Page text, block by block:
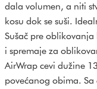
dala volumen, a niti
kosu dok se suši.
Sušač pre
i spremaje za
AirWrap cevi dužine
povećanog obima.